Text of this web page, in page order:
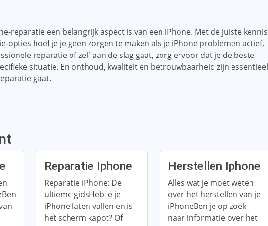
reparatie een belangrijk aspect is van een iPhone. Met de juiste kennis
opties hoef je je geen zorgen te maken als je iPhone problemen actief.
reparatie of zelf aan de slag gaat, zorg ervoor dat je de beste
situatie. En onthoud, kwaliteit en betrouwbaarheid zijn essentieel
gaat.
Reparatie Iphone
Reparatie iPhone: De
ultieme gidsHeb je je
iPhone laten vallen en is
het scherm kapot? Of
Herstellen Iphone
Alles wat je moet weten
over het herstellen van je
iPhoneBen je op zoek
naar informatie over het